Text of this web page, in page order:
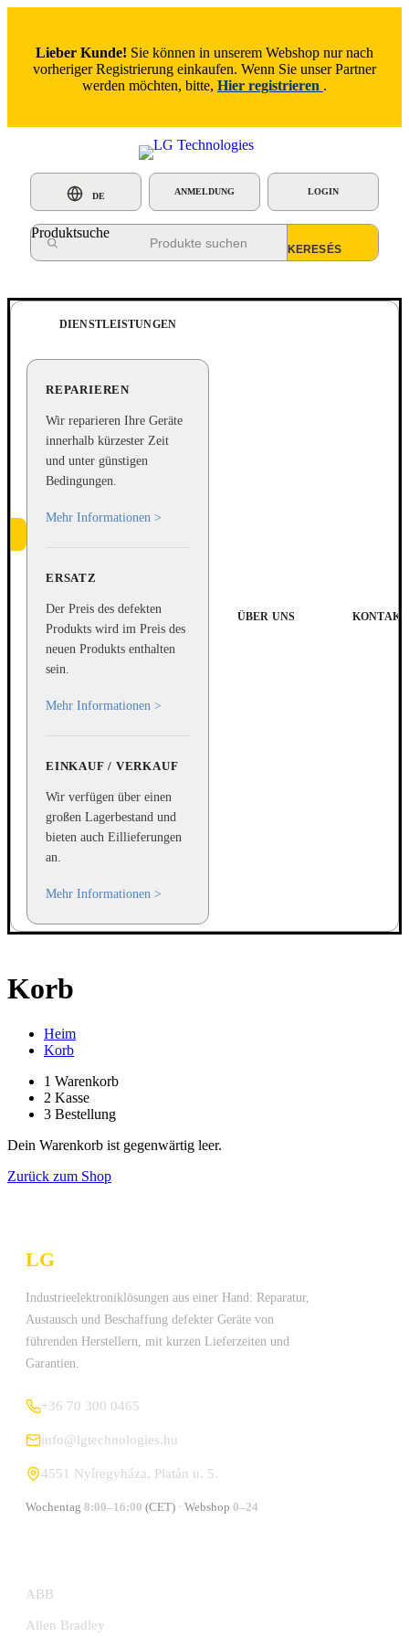
Lieber Kunde! Sie können in unserem Webshop nur nach
vorheriger Registrierung einkaufen. Wenn Sie unser Partner
werden möchten, bitte, Hier registrieren .
ANMELDUNG LOGIN
DE
Produktsuche
DIENSTLEISTUNGEN
REPARIEREN
Wir reparieren Ihre Geräte
innerhalb kürzester Zeit
und unter günstigen
Bedingungen.
Mehr Informationen >
ERSATZ
Der Preis des defekten
Produkts wird im Preis des
neuen Produkts enthalten
sein.
Mehr Informationen >
EINKAUF / VERKAUF
Wir verfügen über einen
großen Lagerbestand und
bieten auch Eillieferungen
an.
Mehr Informationen >
ÜBER UNS KONTAKT
Korb
Heim
Korb
1 Warenkorb
2 Kasse
3 Bestellung
Dein Warenkorb ist gegenwärtig leer.
Zurück zum Shop
LGTechnologies Ltd.
Industrieelektroniklösungen aus einer Hand: Reparatur,
Austausch und Beschaffung defekter Geräte von
führenden Herstellern, mit kurzen Lieferzeiten und
Garantien.
+36 70 300 0465
info@lgtechnologies.hu
4551 Nyíregyháza, Platán u. 5.
Wochentag 8:00–16:00 (CET) · Webshop 0–24
ABB
Allen Bradley